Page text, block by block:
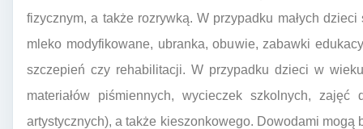
fizycznym, a także rozrywką. W przypadku małych
mleko modyfikowane, ubranka, obuwie, zabawki
szczepień czy rehabilitacji. W przypadku dzieci w
materiałów piśmiennych, wycieczek szkolnych, zajęć
artystycznych), a także kieszonkowego. Dowodami mogą